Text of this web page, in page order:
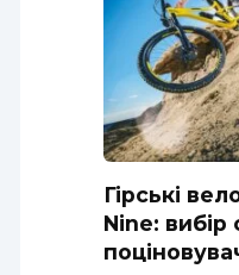
Гірські
Nine: вибір